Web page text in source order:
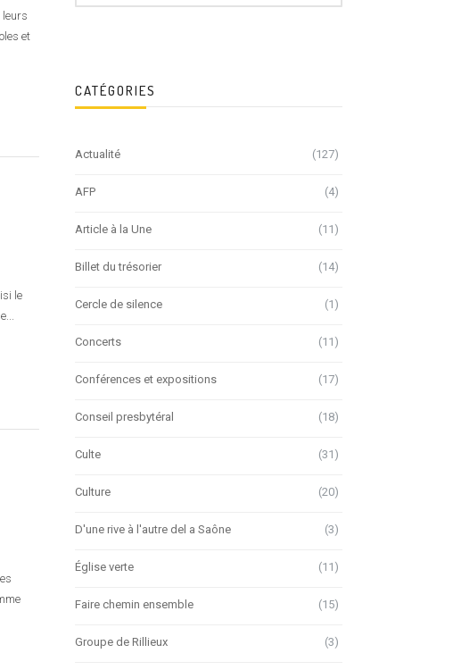
leurs
et
le
CATÉGORIES
Actualité (127)
AFP (4)
Article à la Une (11)
Billet du trésorier (14)
Cercle de silence (1)
Concerts (11)
Conférences et expositions (17)
Conseil presbytéral (18)
Culte (31)
Culture (20)
D'une rive à l'autre del a Saône (3)
Église verte (11)
Faire chemin ensemble (15)
Groupe de Rillieux (3)